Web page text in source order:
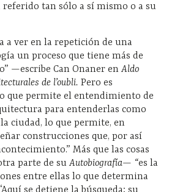
referido tan sólo a sí mismo o a su
a ver en la repetición de una
un proceso que tiene más de
—escribe Can Onaner enAldo
de l’oubli. Pero es
que permite el entendimiento de
para entenderlas como
ciudad, lo que permite, en
construcciones que, por así
Más que las cosas
parte de suAutobiografía— “es la
entre ellas lo que determina